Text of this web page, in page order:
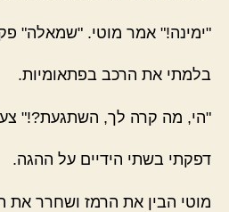
"ימינה!" אמר מוטי. "שמאלה"
בלמתי את הרכב בפתאומיות.
"הי, מה קרה לך, השתגעת?!"
דפקתי בשתי הידיים על ההגה.
מוטי הבין את הרמז ושחרר